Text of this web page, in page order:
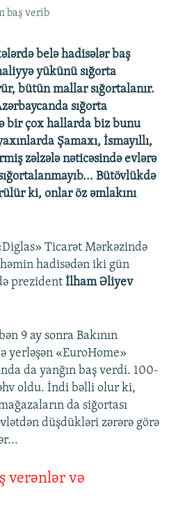
baş verib
belə hadisələr baş
yükünü sığorta
bütün mallar sığortalanır.
sığorta
bir çox hallarda biz bunu
Şamaxı, İsmayıllı,
zəlzələ nəticəsində evlərə
Bütövlükdə
ki, onlar öz əmlakını
Ticarət Mərkəzində
hadisədən iki gün
prezident İlham Əliyev
9 ay sonra Bakının
yerləşən «EuroHome»
da yanğın baş verdi. 100-
oldu. İndi bəlli olur ki,
da siğortası
düşdükləri zərərə görə
verənlər və